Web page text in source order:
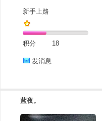
新手上路
积分 18
发消息
蓝夜。